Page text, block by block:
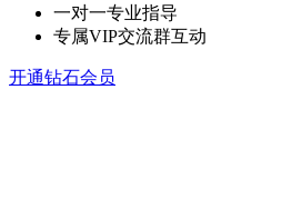
一对一专业指导
专属VIP交流群互动
开通钻石会员